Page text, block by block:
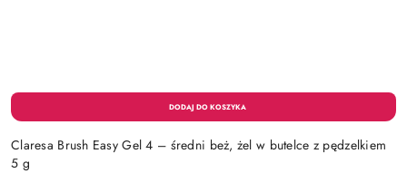
Claresa Brush Easy Gel 4 – średni beż, żel w butelce z pędzelkiem
5 g